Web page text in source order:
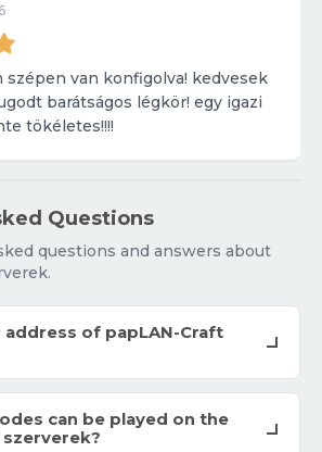
szépen van konfigolva! kedvesek
barátságos légkör! egy igazi
tökéletes!!!!
Questions
questions and answers about
address of papLAN-Craft
can be played on the
szerverek?